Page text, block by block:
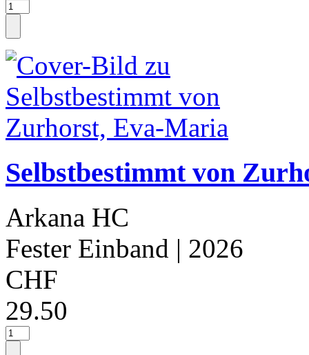
Selbstbestimmt von
Arkana HC
Fester Einband | 2026
CHF
29.50